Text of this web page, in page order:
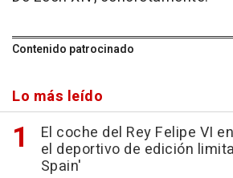
Contenido patrocinado
Lo más leído
El coche del Rey Felipe VI
el deportivo de edición
Spain'